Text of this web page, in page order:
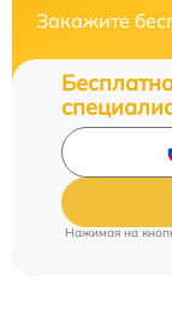
Закажите
Нажимая на